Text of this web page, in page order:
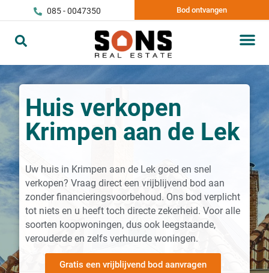
085 - 0047350 Bod ontvangen
Huis verkopen
Krimpen aan de Lek
Uw huis in Krimpen aan de Lek goed en snel
verkopen? Vraag direct een vrijblijvend bod aan
zonder financieringsvoorbehoud. Ons bod verplicht
tot niets en u heeft toch directe zekerheid. Voor alle
soorten koopwoningen, dus ook leegstaande,
verouderde en zelfs verhuurde woningen.
Gratis een vrijblijvend bod aanvragen